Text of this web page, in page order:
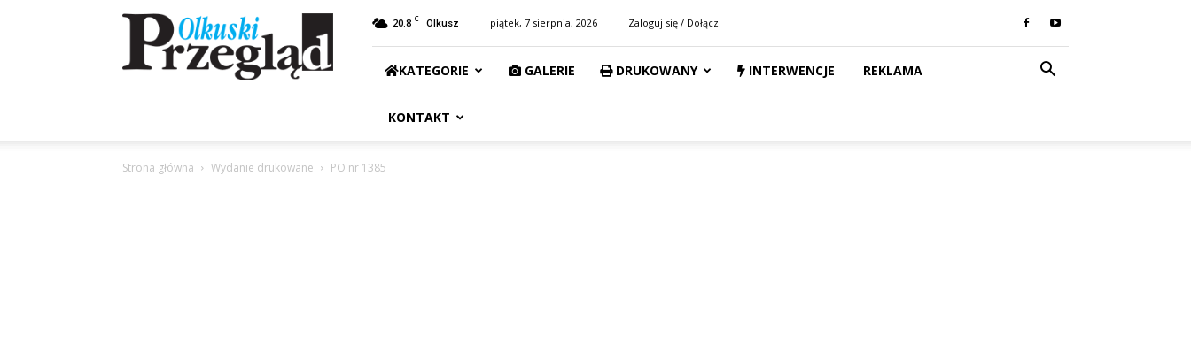
Przegląd
Olkuski
20.8 C Olkusz piątek, 7 sierpnia, 2026 Zaloguj się / Dołącz
KATEGORIE GALERIE DRUKOWANY INTERWENCJE REKLAMA
KONTAKT
Strona główna Wydanie drukowane PO nr 1385